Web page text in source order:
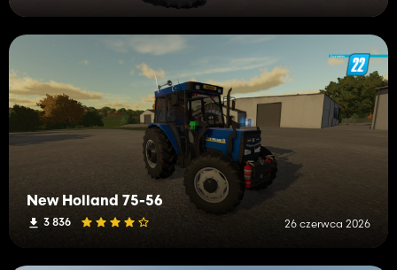
New Holland 75-56
3 836 26 czerwca 2026